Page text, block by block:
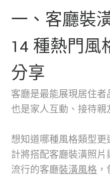
一、客廳裝
14 種熱門風
分享
客廳是最能展現居住者
也是家人互動、接待親
想知道哪種風格類型
計將搭配客廳裝潢照
流行的客廳裝潢風格